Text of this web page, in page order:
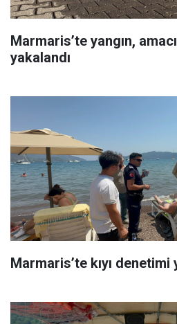
Marmaris’te yangın,
yakalandı
Marmaris’te kıyı denetimi